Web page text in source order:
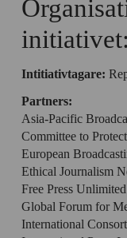
initiativet:
Intitiativtagare:
Partners:
Asia-Pacific
Committee to
European
Ethical Journalism
Free Press
Global Forum for
International